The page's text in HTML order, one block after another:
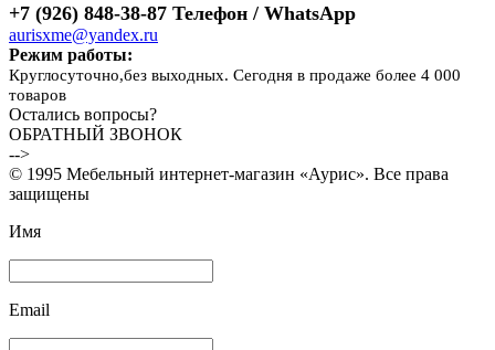
+7 (926) 848-38-87 Телефон / WhatsApp
aurisxme@yandex.ru
Режим работы:
Круглосуточно,без выходных. Сегодня в продаже более 4 000
товаров
Остались вопросы?
ОБРАТНЫЙ ЗВОНОК
-->
© 1995 Мебельный интернет-магазин «Аурис». Все права
защищены
Имя
Email